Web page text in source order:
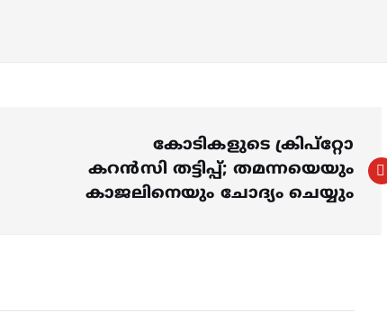
കോടികളുടെ ക്രിപ്റ്റോ
കറൻസി തട്ടിപ്പ്; തമന്നയെയും
കാജലിനെയും ചോദ്യം ചെയ്യും